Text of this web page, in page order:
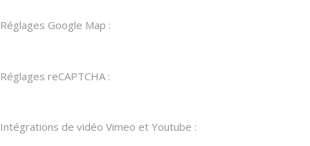
Réglages Google Map :
Réglages reCAPTCHA :
Intégrations de vidéo Vimeo et Youtube :